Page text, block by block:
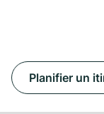
Planifier un